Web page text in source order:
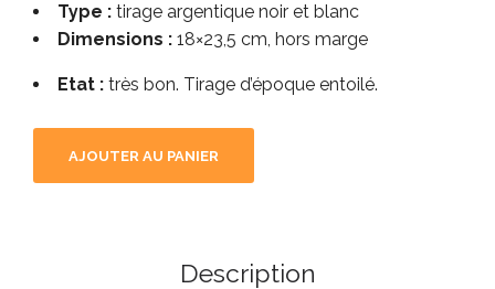
Type : tirage argentique noir et blanc
Dimensions : 18×23,5 cm, hors marge
Etat : très bon. Tirage d’époque entoilé.
AJOUTER AU PANIER
Description